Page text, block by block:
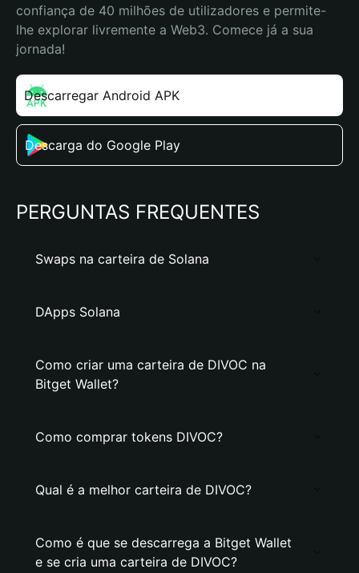
confiança de 40 milhões de utilizadores e permite-
lhe explorar livremente a Web3. Comece já a sua
jornada!
Descarregar Android APK
Descarga do Google Play
PERGUNTAS FREQUENTES
Swaps na carteira de Solana
DApps Solana
Como criar uma carteira de DIVOC na
Bitget Wallet?
Como comprar tokens DIVOC?
Qual é a melhor carteira de DIVOC?
Como é que se descarrega a Bitget Wallet
e se cria uma carteira de DIVOC?